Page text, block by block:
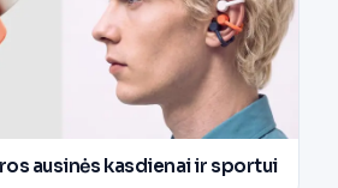
ausinės kasdienai ir sportui